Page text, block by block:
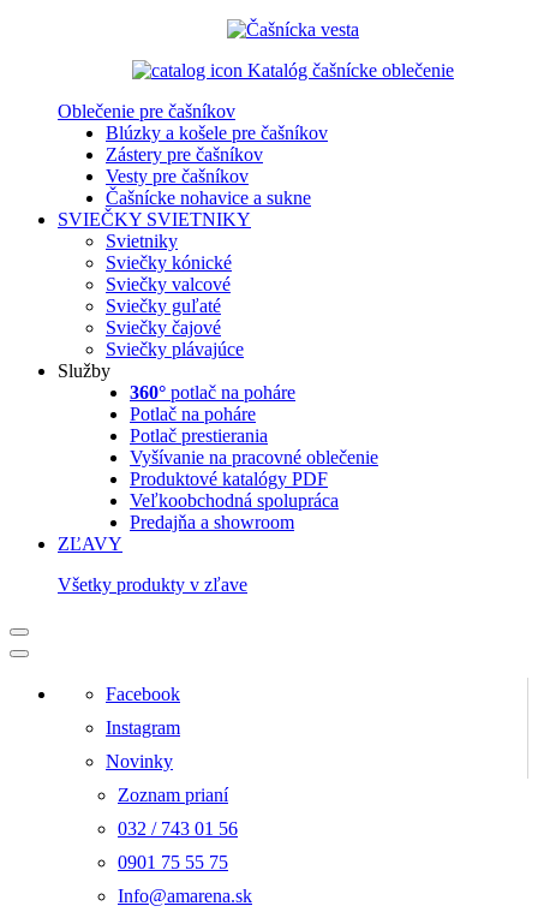
Katalóg čašnícke oblečenie
Oblečenie pre čašníkov
Blúzky a košele pre čašníkov
Zástery pre čašníkov
Vesty pre čašníkov
Čašnícke nohavice a sukne
SVIEČKY SVIETNIKY
Svietniky
Sviečky kónické
Sviečky valcové
Sviečky guľaté
Sviečky čajové
Sviečky plávajúce
Služby
360° potlač na poháre
Potlač na poháre
Potlač prestierania
Vyšívanie na pracovné oblečenie
Produktové katalógy PDF
Veľkoobchodná spolupráca
Predajňa a showroom
ZĽAVY
Všetky produkty v zľave
Facebook
Instagram
Novinky
Zoznam prianí
032 / 743 01 56
0901 75 55 75
Info@amarena.sk